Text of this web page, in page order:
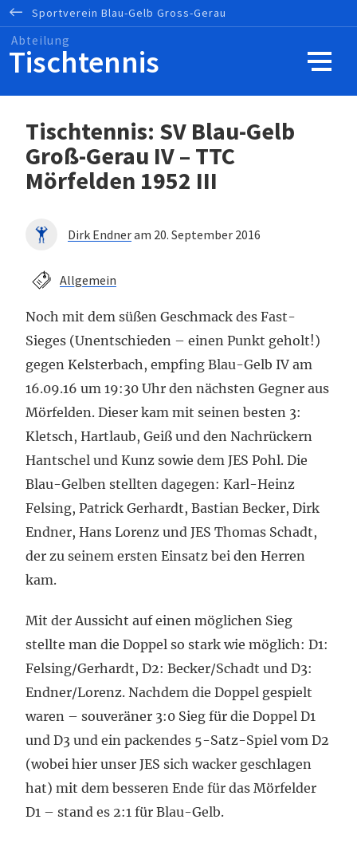
Sportverein Blau-Gelb Gross-Gerau
Tischtennis
Tischtennis: SV Blau-Gelb
Groß-Gerau IV – TTC
Mörfelden 1952 III
Dirk Endneram 20. September 2016
Allgemein
Noch mit dem süßen Geschmack des Fast-
Sieges (Unentschieden – einen Punkt geholt!)
gegen Kelsterbach, empfing Blau-Gelb IV am
16.09.16 um 19:30 Uhr den nächsten Gegner aus
Mörfelden. Dieser kam mit seinen besten 3:
Kletsch, Hartlaub, Geiß und den Nachrückern
Hantschel und Kunz sowie dem JES Pohl. Die
Blau-Gelben stellten dagegen: Karl-Heinz
Felsing, Patrick Gerhardt, Bastian Becker, Dirk
Endner, Hans Lorenz und JES Thomas Schadt,
der zu seinem ersten Einsatz bei den Herren
kam.
Mit der Aussicht auf einen möglichen Sieg
stellte man die Doppel so stark wie möglich: D1:
Felsing/Gerhardt, D2: Becker/Schadt und D3:
Endner/Lorenz. Nachdem die Doppel gespielt
waren – souveräner 3:0 Sieg für die Doppel D1
und D3 und ein packendes 5-Satz-Spiel vom D2
(wobei hier unser JES sich wacker geschlagen
hat) mit dem besseren Ende für das Mörfelder
D1 – stand es 2:1 für Blau-Gelb.